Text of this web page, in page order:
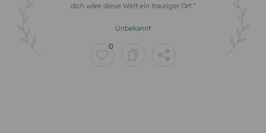
dich wäre diese Welt ein trauriger Ort.
Unbekannt
0